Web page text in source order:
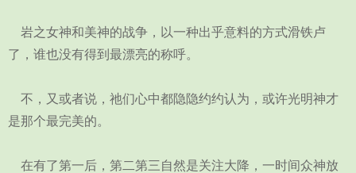
岩之女神和美神的战争，以一种出乎意料的方式滑铁卢
了，谁也没有得到最漂亮的称呼。
不，又或者说，祂们心中都隐隐约约认为，或许光明神才
是那个最完美的。
在有了第一后，第二第三自然是关注大降，一时间众神放